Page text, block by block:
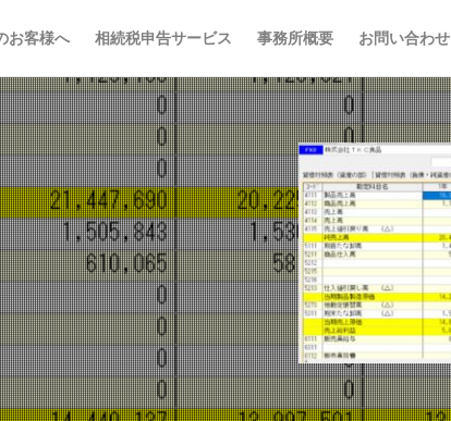
お客様へ 相続税申告サービス 事務所概要 お問い合わせ
経理、仕訳 経理 ＤＸ 効率化 経理
経営計画
経営分析、勘定科目、補助科目
経営、顧問契約
税理士試験、受験、
税理士、１０３万円、パート主婦
税理士、経営計画
税理士、経営。業績改善
績改善 税理士、経営、大阪
税理士、税務調査、対策
税理士、相続、不動産活用
税理士、独立、自由
税理士、会計、経営、部門別業績管理
経理、効率化